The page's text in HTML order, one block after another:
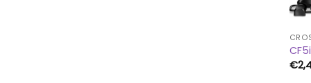
€